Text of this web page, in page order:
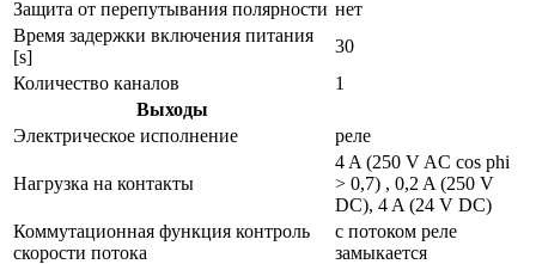
Защита от перепутывания полярности нет
Время задержки включения питания
[s]
30
Количество каналов
1
Выходы
Электрическое исполнение
реле
Нагрузка на контакты
4 A (250 V AC cos phi
> 0,7) , 0,2 A (250 V
DC), 4 A (24 V DC)
Коммутационная функция контроль
скорости потока
с потоком реле
замыкается